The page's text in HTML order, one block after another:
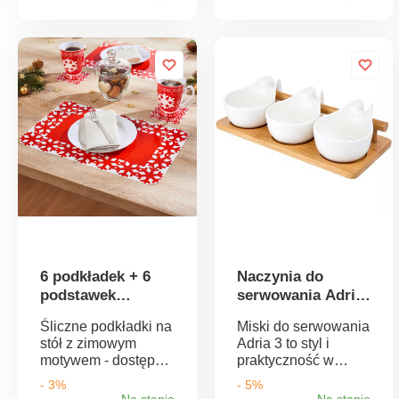
stali nierdzewnej -
błyszczące,
eleganckie i łatwe do
czyszczenia.
praktyczna. Tacka do
odprowadzania
wody. Zakrywa
gąbkę. Higienicznie
zmywalna.
6 podkładek + 6
podstawek
Śliczne podkładki na
stół z zimowym
motywem - dostępne
tylko u nas!
- 3%
Naczynia do
serwowania Adria
Miski do serwowania
Adria 3 to styl i
praktyczność w
jednym. Miski z
praktycznymi
- 5%